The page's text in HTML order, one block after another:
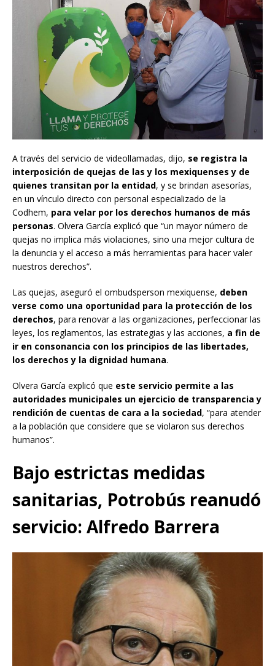
A través del servicio de videollamadas, dijo, se registra la
interposición de quejas de las y los mexiquenses y de
quienes transitan por la entidad, y se brindan asesorías,
en un vínculo directo con personal especializado de la
Codhem, para velar por los derechos humanos de más
personas. Olvera García explicó que “un mayor número de
quejas no implica más violaciones, sino una mejor cultura de
la denuncia y el acceso a más herramientas para hacer valer
nuestros derechos”.
Las quejas, aseguró el ombudsperson mexiquense, deben
verse como una oportunidad para la protección de los
derechos, para renovar a las organizaciones, perfeccionar las
leyes, los reglamentos, las estrategias y las acciones, a fin de
ir en consonancia con los principios de las libertades,
los derechos y la dignidad humana.
Olvera García explicó que este servicio permite a las
autoridades municipales un ejercicio de transparencia y
rendición de cuentas de cara a la sociedad, “para atender
a la población que considere que se violaron sus derechos
humanos”.
Bajo estrictas medidas
sanitarias, Potrobús reanudó
servicio: Alfredo Barrera